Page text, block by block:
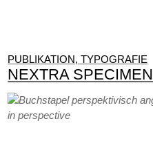
PUBLIKATION, TYPOGRAFIE
NEXTRA SPECIMEN